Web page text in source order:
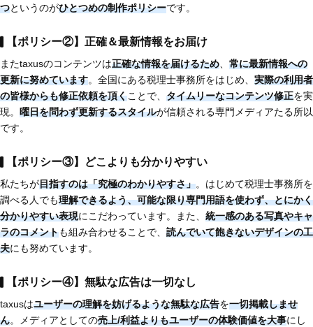
つというのがひとつめの制作ポリシーです。
【ポリシー②】正確＆最新情報をお届け
またtaxusのコンテンツは正確な情報を届けるため
常に最新情報への
更新に努めています。全国にある税理士事務所をはじめ、 実際の利用者
の皆様からも修正依頼を頂くことで、 タイムリーなコンテンツ修正を実
現。 曜日を問わず更新するスタイルが信頼される専門メディアたる所以
です。
【ポリシー③】どこよりも分かりやすい
私たちが目指すのは「究極のわかりやすさ」。はじめて税理士事務所を
調べる人でも理解できるよう、可能な限り専門用語を使わず、とにかく
分かりやすい表現にこだわっています。また、 統一感のある写真やキャ
ラのコメントも組み合わせることで、 読んでいて飽きないデザインの工
夫にも努めています。
【ポリシー④】無駄な広告は一切なし
taxusはユーザーの理解を妨げるような無駄な広告を一切掲載しませ
ん。メディアとしての売上/利益よりもユーザーの体験価値を大事にし